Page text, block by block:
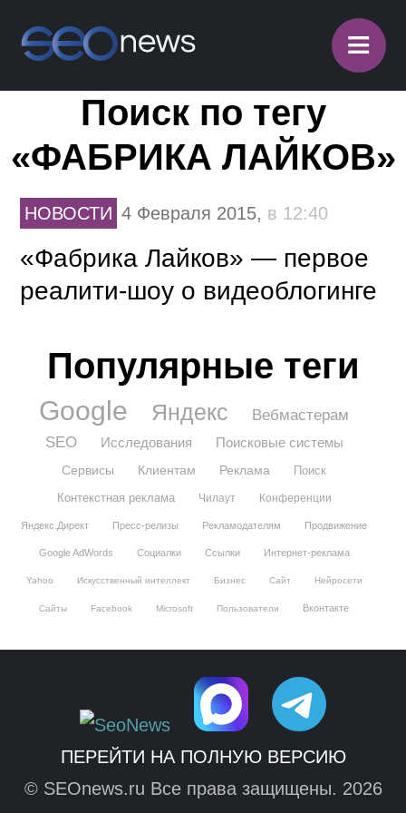
≡
Поиск по тегу
«ФАБРИКА ЛАЙКОВ»
НОВОСТИ 4 Февраля 2015, в 12:40
«Фабрика Лайков» — первое
реалити-шоу о видеоблогинге
Популярные теги
Google Яндекс
Вебмастерам
SEO
Исследования Поисковые системы
Сервисы Клиентам Реклама
Поиск
Контекстная реклама
Чилаут Конференции
Яндекс.Директ Пресс-релизы Рекламодателям Продвижение
Google AdWords Социалки Ссылки Интернет-реклама
Yahoo Искусственный интеллект Бизнес Сайт Нейросети
Сайты Facebook Microsoft Пользователи Вконтакте
ПЕРЕЙТИ НА ПОЛНУЮ ВЕРСИЮ
© SEOnews.ru Все права защищены. 2026